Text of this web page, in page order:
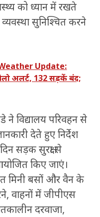
को ध्यान में रखते
सुनिश्चित करने
Update:
अलर्ट, 132 सड़कें बंद;
विद्यालय परिवहन से
देते हुए निर्देश
सड़क सुरक्षा से
किए जाएं।
मिनी बसों और वैन के
वाहनों में जीपीएस
दरवाजा,